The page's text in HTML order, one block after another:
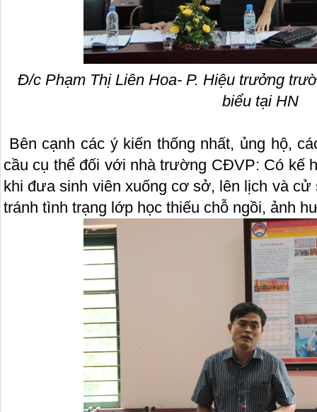
Đ/c Phạm Thị Liên Hoa- P. Hiệu trưởng
biểu tại HN
Bên cạnh các ý kiến thống nhất, ủng hộ,
cầu cụ thể đối với nhà trường CĐVP: Có kế
khi đưa sinh viên xuống cơ sở, lên lịch và
tránh tình trạng lớp học thiếu chỗ ngồi, ảnh